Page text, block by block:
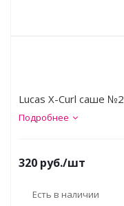
Lucas X-Curl саше №2
Подробнее
320 руб./шт
Есть в наличии